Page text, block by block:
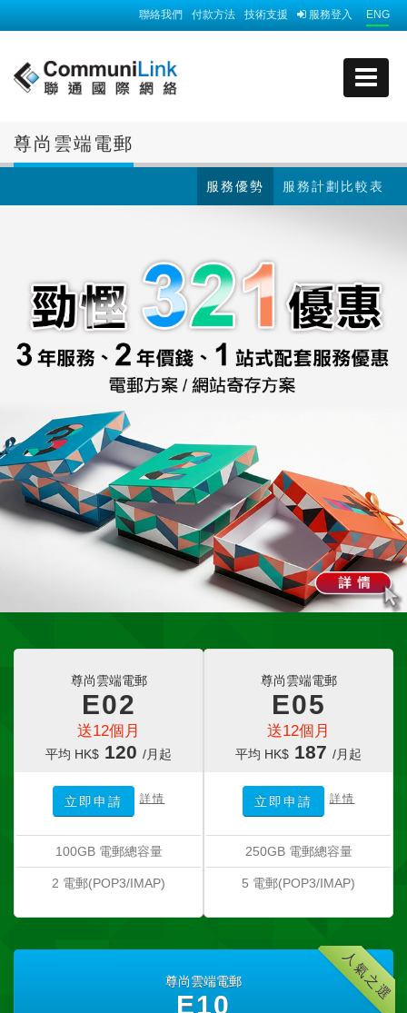
ENG
服務登入
技術支援
付款方法
聯絡我們
尊尚雲端電郵
服務計劃比較表
服務優勢
尊尚雲端電郵
E02
送12個月
平均 HK$ 120 /月起
立即申請 詳情
100GB 電郵總容量
2 電郵(POP3/IMAP)
尊尚雲端電郵
E05
送12個月
平均 HK$ 187 /月起
立即申請 詳情
250GB 電郵總容量
5 電郵(POP3/IMAP)
人氣之選
尊尚雲端電郵
E10